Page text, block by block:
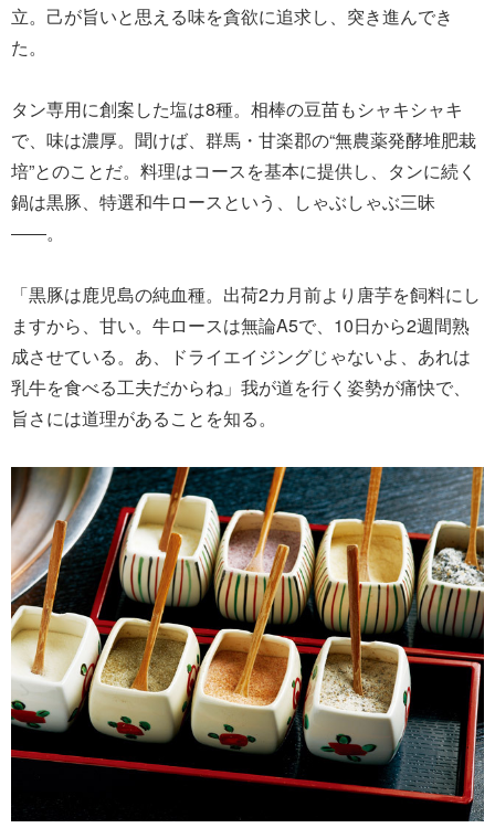
立。己が旨いと思える味を貪欲に追求し、突き進んでき
た。
タン専用に創案した塩は8種。相棒の豆苗もシャキシャキ
で、味は濃厚。聞けば、群馬・甘楽郡の“無農薬発酵堆肥栽
培”とのことだ。料理はコースを基本に提供し、タンに続く
鍋は黒豚、特選和牛ロースという、しゃぶしゃぶ三昧
――。
「黒豚は鹿児島の純血種。出荷2カ月前より唐芋を飼料にし
ますから、甘い。牛ロースは無論A5で、10日から2週間熟
成させている。あ、ドライエイジングじゃないよ、あれは
乳牛を食べる工夫だからね」我が道を行く姿勢が痛快で、
旨さには道理があることを知る。